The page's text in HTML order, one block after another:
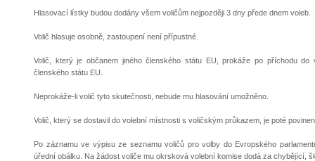
Hlasovací lístky budou dodány všem voličům nejpozději 3 dny přede dnem voleb.
Volič hlasuje osobně, zastoupení není přípustné.
Volič, který je občanem jiného členského státu EU, prokáže po příchodu
členského státu EU.
Neprokáže-li volič tyto skutečnosti, nebude mu hlasování umožněno.
Volič, který se dostavil do volební místnosti s voličským průkazem, je poté
Po záznamu ve výpisu ze seznamu voličů pro volby do Evropského
úřední obálku. Na žádost voliče mu okrsková volební komise dodá za chybějící,